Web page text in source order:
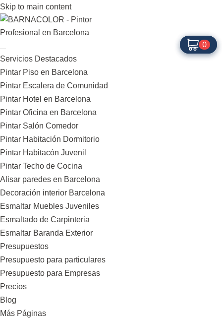
Skip to main content
0
Servicios Destacados
Pintar Piso en Barcelona
Pintar Escalera de Comunidad
Pintar Hotel en Barcelona
Pintar Oficina en Barcelona
Pintar Salón Comedor
Pintar Habitación Dormitorio
Pintar Habitacón Juvenil
Pintar Techo de Cocina
Alisar paredes en Barcelona
Decoración interior Barcelona
Esmaltar Muebles Juveniles
Esmaltado de Carpinteria
Esmaltar Baranda Exterior
Presupuestos
Presupuesto para particulares
Presupuesto para Empresas
Precios
Blog
Más Páginas
0